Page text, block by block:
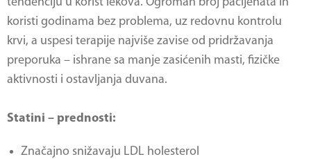
koristi godinama bez problema, uz redovnu kontrolu
krvi, a uspesi terapije najviše zavise od pridržavanja
preporuka – ishrane sa manje zasićenih masti, fizičke
aktivnosti i ostavljanja duvana.
Statini – prednosti:
Značajno snižavaju LDL holesterol